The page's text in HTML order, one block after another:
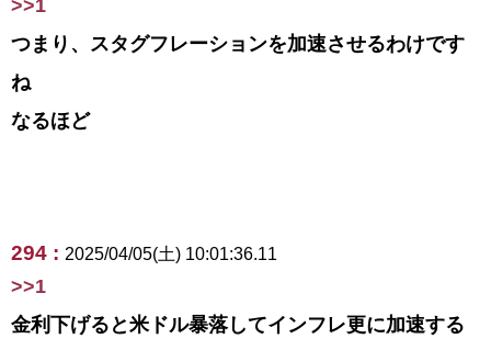
>>1
つまり、スタグフレーションを加速させるわけです
ね
なるほど
294 : 2025/04/05(土) 10:01:36.11
>>1
金利下げると米ドル暴落してインフレ更に加速する